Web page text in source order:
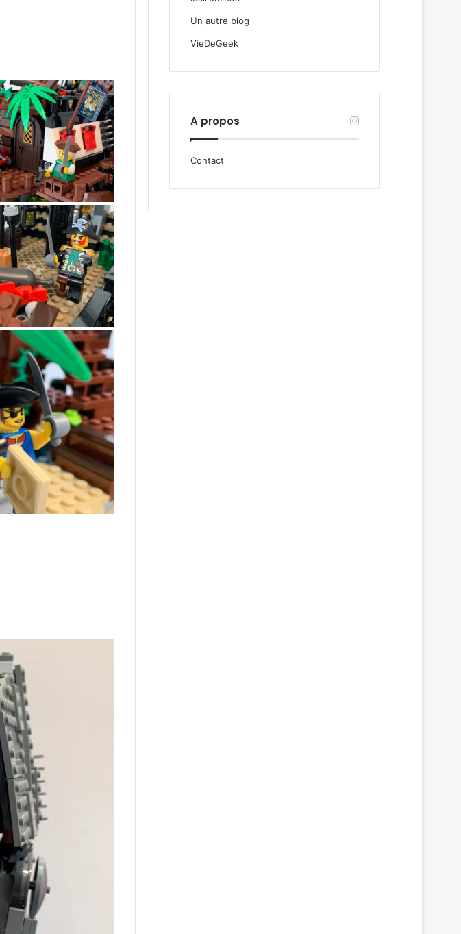
Un autre blog
VieDeGeek
A propos
Contact